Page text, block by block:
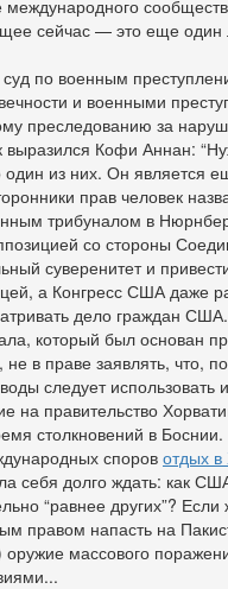
международного
сейчас — это еще один
по военным
и военными
преследованию за
выразился Кофи Аннан:
один из них. Он является
прав человек
трибуналом в
со стороны
суверенитет и
а Конгресс США даже
дело граждан
который был
не в праве заявлять,
следует
на правительство
столкновений в
споров отдых в
себя долго ждать: как
“равнее других”?
правом напасть на
массового